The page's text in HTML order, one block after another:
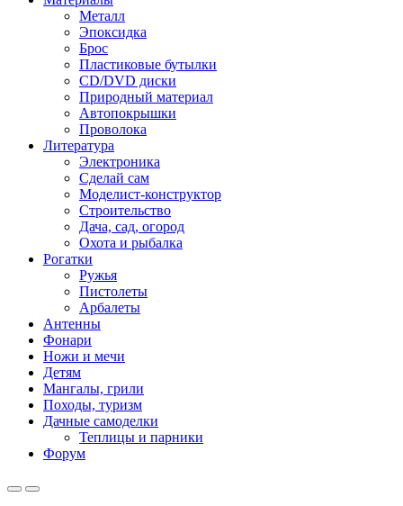
Металл
Эпоксидка
Брос
Пластиковые бутылки
CD/DVD диски
Природный материал
Автопокрышки
Проволока
Литература
Электроника
Сделай сам
Моделист-конструктор
Строительство
Дача, сад, огород
Охота и рыбалка
Рогатки
Ружья
Пистолеты
Арбалеты
Антенны
Фонари
Ножи и мечи
Детям
Мангалы, грили
Походы, туризм
Дачные самоделки
Теплицы и парники
Форум